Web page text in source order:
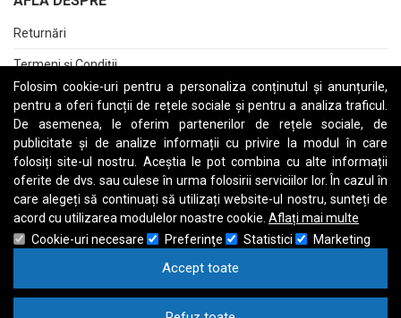
Folosim cookie-uri pentru a personaliza conținutul și anunțurile,
pentru a oferi funcții de rețele sociale și pentru a analiza traficul.
De asemenea, le oferim partenerilor de rețele sociale, de
publicitate și de analize informații cu privire la modul în care
folosiți site-ul nostru. Aceștia le pot combina cu alte informații
oferite de dvs. sau culese în urma folosirii serviciilor lor. În cazul în
care alegeți să continuați să utilizați website-ul nostru, sunteți de
acord cu utilizarea modulelor noastre cookie. Aflați mai multe
Cookie-uri necesare
Preferinţe Statistici Marketing
Accept toate
Returnări
Termeni și Condiții
Raport date personale
Cerere stergere cont
ABCDEFGHIJKLMNOPQRSTUV WXYZ